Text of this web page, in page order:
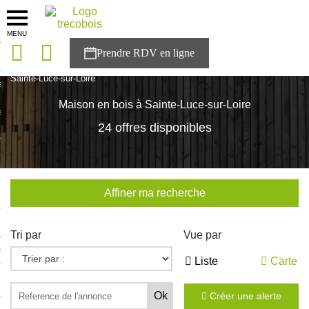
MENU
solutions
Trecobois
à NESTOR
Sainte-Luce-sur-Loire
Maison en bois à Sainte-Luce-sur-Loire
24 offres disponibles
Affiner ma recherche
Tri par Vue par
Liste Carte
Créer une alerte